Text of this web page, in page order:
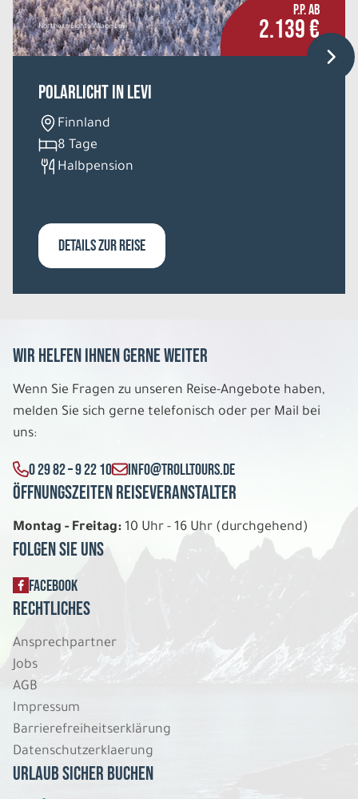
Northern Lights Village Levi
P.P. AB
2.139 €
Polarlicht in Levi
Finnland
8 Tage
Halbpension
DETAILS ZUR REISE
Wir helfen Ihnen gerne weiter
Wenn Sie Fragen zu unseren Reise-Angebote haben,
melden Sie sich gerne telefonisch oder per Mail bei
uns:
0 29 82 – 9 22 10 INFO@TROLLTOURS.DE
Öffnungszeiten Reiseveranstalter
Montag - Freitag: 10 Uhr - 16 Uhr (durchgehend)
Folgen Sie uns
FACEBOOK
Rechtliches
Ansprechpartner
Jobs
AGB
Impressum
Barrierefreiheitserklärung
Datenschutzerklaerung
Urlaub sicher buchen